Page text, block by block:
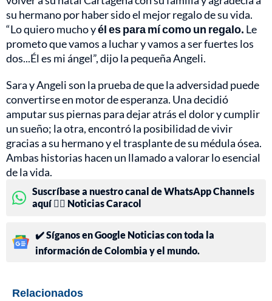
su hermano por haber sido el mejor regalo de su vida.
“Lo quiero mucho yél es para mí como un regalo. Le
prometo que vamos a luchar y vamos a ser fuertes los
dos...Él es mi ángel”, dijo la pequeña Angeli.
Sara y Angeli son la prueba de que la adversidad puede
convertirse en motor de esperanza. Una decidió
amputar sus piernas para dejar atrás el dolor y cumplir
un sueño; la otra, encontró la posibilidad de vivir
gracias a su hermano y el trasplante de su médula ósea.
Ambas historias hacen un llamado a valorar lo esencial
de la vida.
Suscríbase a nuestro canal de WhatsApp Channels
aquí 👉🏻 Noticias Caracol
✔️ Síganos en Google Noticias con toda la
información de Colombia y el mundo.
Relacionados